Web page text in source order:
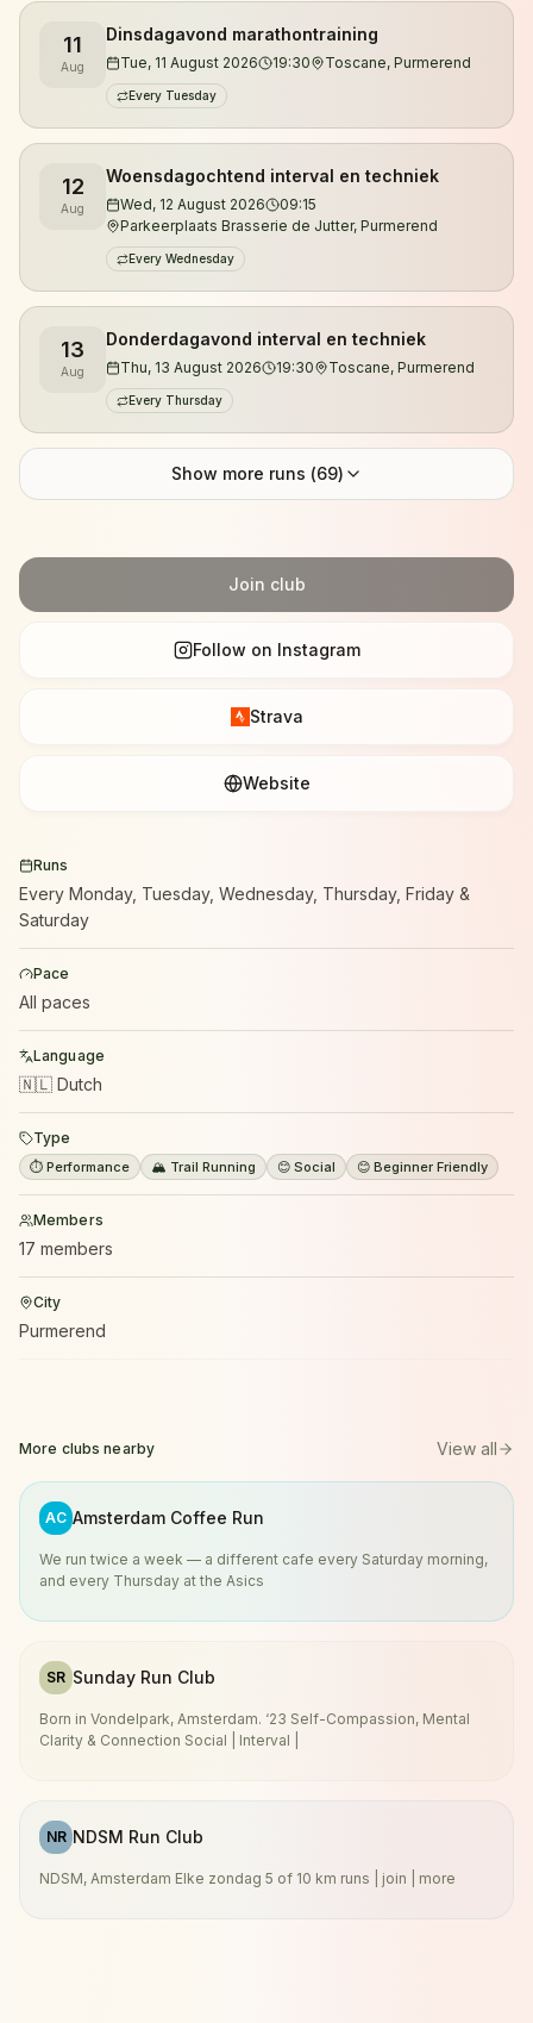
de mooiste singletracks, klimmetjes en natuurgebieden
van de regio.
De trainingen worden verzorgd door gecertificeerd
looptrainer en ultraloper Jeroen Kuyper. Met meer
dan vijftien jaar hardloopervaring en tientallen
ultramarathons achter zijn naam begeleidt hij lopers
van hun eerste 5 kilometer tot uitdagende trailruns en
ultramarathons.
Wil je eerst kennismaken? Je bent altijd welkom voor
een vrijblijvende proefles.
11
Aug
Dinsdagavond marathontraining
Tue, 11 August 2026 19:30 Toscane, Purmerend
Every Tuesday
12
Aug
Woensdagochtend interval en techniek
Wed, 12 August 2026
09:15
Parkeerplaats Brasserie de Jutter, Purmerend
Every Wednesday
13
Aug
Donderdagavond interval en techniek
Thu, 13 August 2026 19:30 Toscane, Purmerend
Every Thursday
Show more runs (69)
Join club
Follow on Instagram
Strava
Website
Runs
Every Monday, Tuesday, Wednesday, Thursday, Friday &
Saturday
Pace
All paces
Language
🇳🇱 Dutch
Type
⏱️ Performance 🏔️ Trail Running 😊 Social 😊 Beginner Friendly
Members
17 members
City
Purmerend
More clubs nearby View all
AC Amsterdam Coffee Run
We run twice a week — a different cafe every Saturday morning,
and every Thursday at the Asics
SR Sunday Run Club
Born in Vondelpark, Amsterdam. ‘23 Self-Compassion, Mental
Clarity & Connection Social | Interval |
NR NDSM Run Club
NDSM, Amsterdam Elke zondag 5 of 10 km runs | join | more